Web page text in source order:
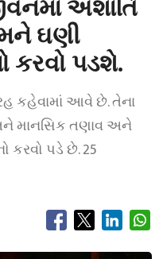
અશાંતિ
ઘણી
પડશે.
કહેવામાં આવે છે. તેના
માનસિક તણાવ અને
પડે છે. 25